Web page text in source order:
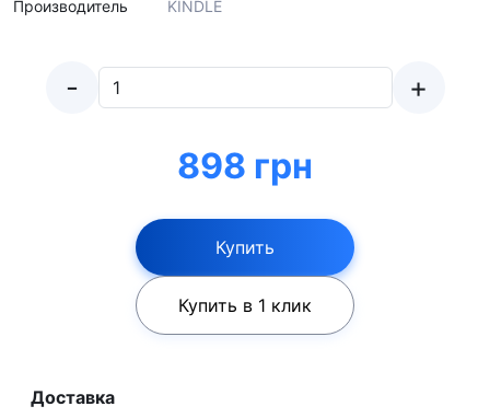
Производитель KINDLE
- +
898 грн
Купить
Купить в 1 клик
Доставка